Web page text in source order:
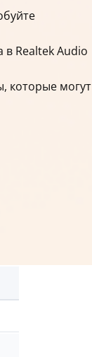
Realtek Audio
которые могут